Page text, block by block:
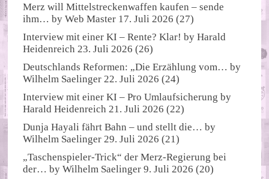
Merz will Mittelstreckenwaffen kaufen – sende
ihm… byWeb Master 17. Juli 2026 (27)
Interview mit einer KI – Rente? Klar! byHarald
Heidenreich 23. Juli 2026 (26)
Deutschlands Reformen: „Die Erzählung vom… by
Wilhelm Saelinger 22. Juli 2026 (24)
Interview mit einer KI – Pro Umlaufsicherung by
Harald Heidenreich 21. Juli 2026 (22)
Dunja Hayali fährt Bahn – und stellt die… by
Wilhelm Saelinger 29. Juli 2026 (21)
„Taschenspieler-Trick“ der Merz-Regierung bei
der… byWilhelm Saelinger 9. Juli 2026 (20)